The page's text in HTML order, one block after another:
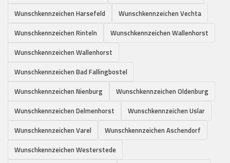
Wunschkennzeichen Harsefeld
Wunschkennzeichen Vechta
Wunschkennzeichen Rinteln
Wunschkennzeichen Wallenhorst
Wunschkennzeichen Wallenhorst
Wunschkennzeichen Bad Fallingbostel
Wunschkennzeichen Nienburg
Wunschkennzeichen Oldenburg
Wunschkennzeichen Delmenhorst
Wunschkennzeichen Uslar
Wunschkennzeichen Varel
Wunschkennzeichen Aschendorf
Wunschkennzeichen Westerstede